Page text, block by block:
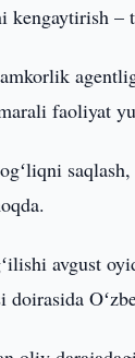
–
faoliyat
avgust
doirasida